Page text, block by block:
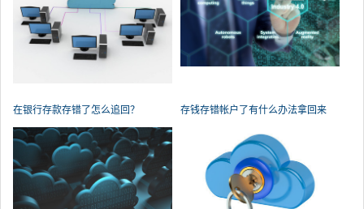
在银行存款存错了怎么追回？
存钱存错帐户了有什么办法拿回来